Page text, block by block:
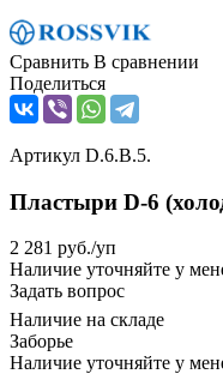
Сравнить В сравнении
Поделиться
Артикул D.6.B.5.
Пластыри D-6
2 281 руб./уп
Наличие уточняйте у
Задать вопрос
Наличие на складе
Заборье
Наличие уточняйте у